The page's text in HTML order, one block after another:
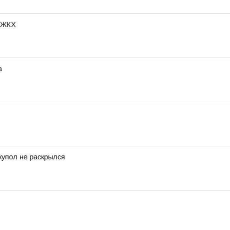
ЖКХ
не раскрылся